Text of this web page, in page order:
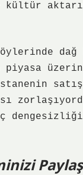
dengesizliği